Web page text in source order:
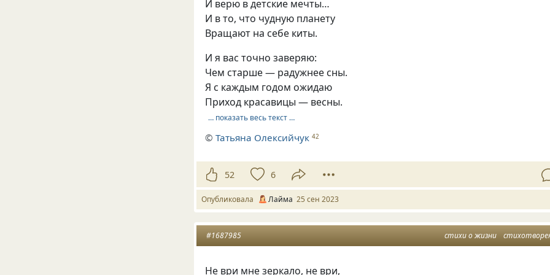
И верю в детские мечты…
И в то, что чудную планету
Вращают на себе киты.
И я вас точно заверяю:
Чем старше — радужнее сны.
Я с каждым годом ожидаю
Приход красавицы — весны.
… показать весь текст …
©Татьяна Олексийчук 42
52 6
Опубликовала Лайма 25 сен 2023
стихи о жизни
#1687985
Не ври мне зеркало, не ври,